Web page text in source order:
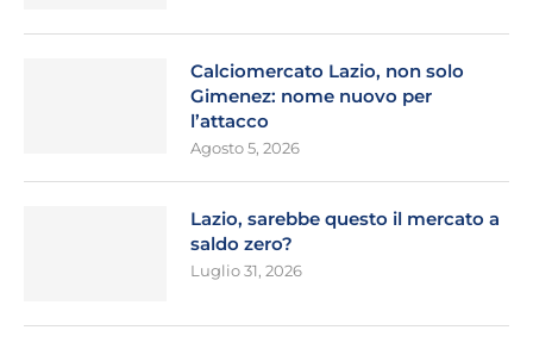
Calciomercato Lazio, non solo
Gimenez: nome nuovo per
l’attacco
Agosto 5, 2026
Lazio, sarebbe questo il mercato a
saldo zero?
Luglio 31, 2026